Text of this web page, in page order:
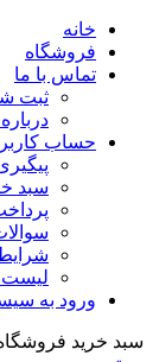
خانه
فروشگاه
تماس با ما
ثبت
حساب
سبد
لیست
ورود به
سبد خرید